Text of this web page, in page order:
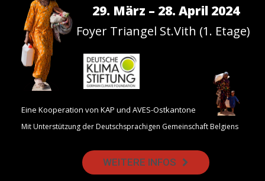
29. März – 28. April 2024
Foyer Triangel St.Vith (1. Etage)
Mit Unterstützung der Deutschsprachigen Gemeinschaft Belgiens
Eine Kooperation von KAP und AVES-Ostkantone
WEITERE INFOS